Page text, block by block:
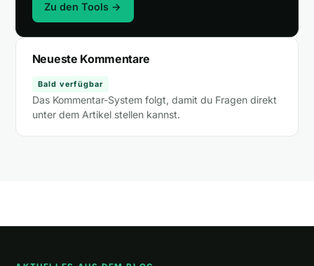
Zu den Tools →
Neueste Kommentare
Bald verfügbar
Das Kommentar-System folgt, damit du Fragen direkt
unter dem Artikel stellen kannst.